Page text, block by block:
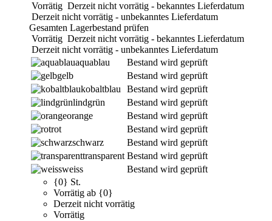
Vorrätig Derzeit nicht vorrätig - bekanntes Lieferdatum
Derzeit nicht vorrätig - unbekanntes Lieferdatum
Gesamten Lagerbestand prüfen
Vorrätig Derzeit nicht vorrätig - bekanntes Lieferdatum
Derzeit nicht vorrätig - unbekanntes Lieferdatum
aquablau
Bestand wird geprüft
gelb
Bestand wird geprüft
kobaltblau
Bestand wird geprüft
lindgrün
Bestand wird geprüft
orange
Bestand wird geprüft
rot
Bestand wird geprüft
schwarz
Bestand wird geprüft
transparent Bestand wird geprüft
weiss
Bestand wird geprüft
{0} St.
Vorrätig ab {0}
Derzeit nicht vorrätig
Vorrätig